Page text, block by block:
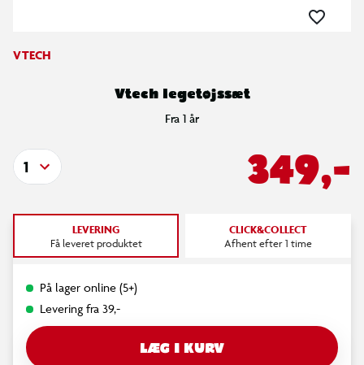
VTECH
Vtech legetøjssæt
Fra 1 år
349,-
1
LEVERING
Få leveret produktet
CLICK&COLLECT
Afhent efter 1 time
På lager online (5+)
Levering fra 39,-
LÆG I KURV